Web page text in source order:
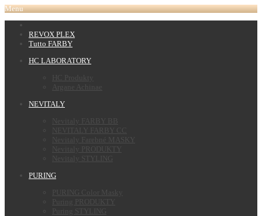
Menu
REVOX PLEX
Tutto FARBY
HC LABORATORY
HC Produkty
Argane Achinae
NEVITALY
Nevitaly FARBY BB
NEVITALY FARBY CC
Nevitaly Farebné MASKY
Nevitaly PRODUKTY
Nevitaly STYLING
PURING
PURING Color Masky
Puring PRODUKTY
Puring STYLING